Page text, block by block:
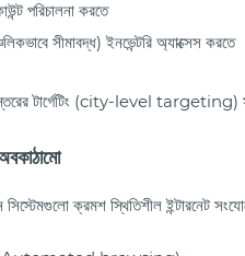
পরিচালনা করতে
সীমাবদ্ধ) ইনভেন্টরি অ্যাক্সেস করতে
টার্গেটিং (city-level targeting)
ক্রমশ স্থিতিশীল ইন্টারনেট